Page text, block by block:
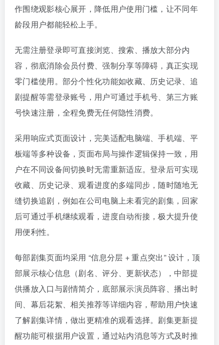
作围绕观影核心展开，降低用户使用门槛，让不同年
龄段用户都能轻松上手。
无需注册登录即可直接浏览、搜索、播放大部分内
容，彻底消除会员付费、强制分享等障碍，真正实现
零门槛使用。部分个性化功能如收藏、历史记录、追
剧提醒等需登录账号，用户可通过手机号、第三方账
号快速注册，全程免费无任何隐性消费。
采用响应式页面设计，完美适配电脑端、手机端、平
板端等多种设备，页面布局与操作逻辑保持一致，用
户在不同设备间切换时无需重新适应。登录后可实现
收藏、历史记录、观看进度的多端同步，随时随地无
缝切换追剧，例如在公司电脑上未看完的剧集，回家
后可通过手机继续观看，进度自动衔接，极大提升使
用便利性。
每部剧集页面均采用 “信息分层 + 重点突出” 设计，顶
部展示核心信息（剧名、评分、更新状态），中部提
供播放入口与剧情简介，底部展示演员阵容、播出时
间、幕后花絮、相关推荐等详细内容，帮助用户快速
了解剧集详情，做出更精准的观看选择。剧集更新提
醒功能可根据用户设置，通过站内消息等方式及时推